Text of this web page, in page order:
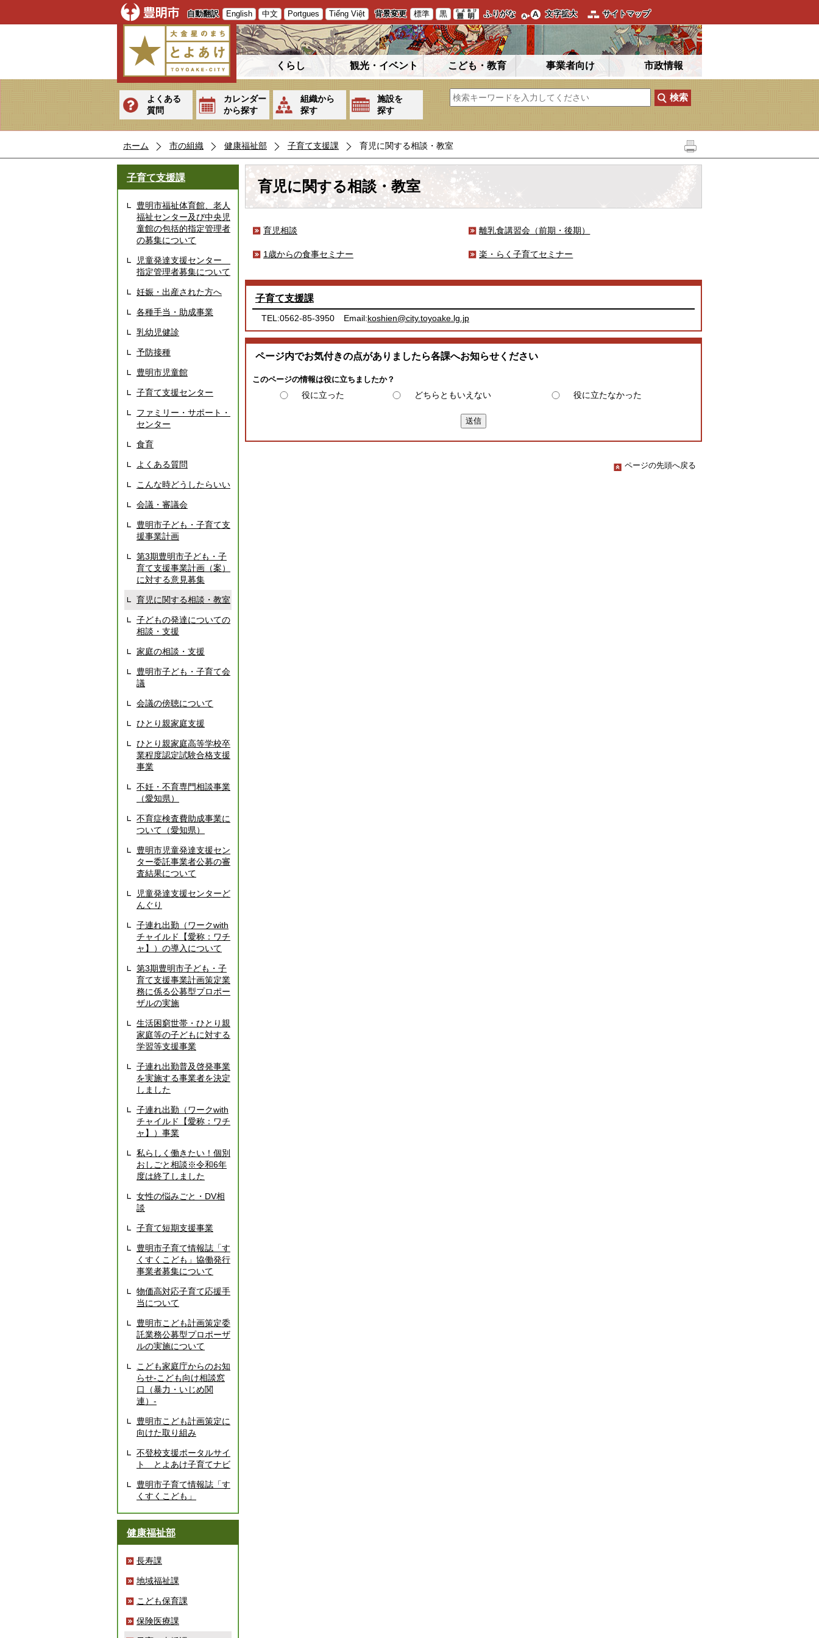
自動翻訳 English 中文 Portgues Tiếng Việt 背景変更 標準 黒 ふりがな 文字拡大 サイトマップ
くらし 観光・イベント こども・教育 事業者向け 市政情報
よくある
質問
カレンダー
から探す
組織から
探す
施設を
探す
ホーム 市の組織 健康福祉部 子育て支援課 育児に関する相談・教室
子育て支援課
豊明市福祉体育館、老人
福祉センター及び中央児
童館の包括的指定管理者
の募集について
児童発達支援センター
指定管理者募集について
妊娠・出産された方へ
各種手当・助成事業
乳幼児健診
予防接種
豊明市児童館
子育て支援センター
ファミリー・サポート・
センター
食育
よくある質問
こんな時どうしたらいい
会議・審議会
豊明市子ども・子育て支
援事業計画
第3期豊明市子ども・子
育て支援事業計画（案）
に対する意見募集
育児に関する相談・教室
子どもの発達についての
相談・支援
家庭の相談・支援
豊明市子ども・子育て会
議
会議の傍聴について
ひとり親家庭支援
ひとり親家庭高等学校卒
業程度認定試験合格支援
事業
不妊・不育専門相談事業
（愛知県）
不育症検査費助成事業に
ついて（愛知県）
豊明市児童発達支援セン
ター委託事業者公募の審
査結果について
児童発達支援センターど
んぐり
子連れ出勤（ワークwith
チャイルド【愛称：ワチ
ャ】）の導入について
第3期豊明市子ども・子
育て支援事業計画策定業
務に係る公募型プロポー
ザルの実施
生活困窮世帯・ひとり親
家庭等の子どもに対する
学習等支援事業
子連れ出勤普及啓発事業
を実施する事業者を決定
しました
子連れ出勤（ワークwith
チャイルド【愛称：ワチ
ャ】）事業
私らしく働きたい！個別
おしごと相談※令和6年
度は終了しました
女性の悩みごと・DV相
談
子育て短期支援事業
豊明市子育て情報誌「す
くすくこども」協働発行
事業者募集について
物価高対応子育て応援手
当について
豊明市こども計画策定委
託業務公募型プロポーザ
ルの実施について
こども家庭庁からのお知
らせ-こども向け相談窓
口（暴力・いじめ関
連）-
豊明市こども計画策定に
向けた取り組み
不登校支援ポータルサイ
ト とよあけ子育てナビ
豊明市子育て情報誌「す
くすくこども」
健康福祉部
長寿課
地域福祉課
こども保育課
保険医療課
育児に関する相談・教室
育児相談 離乳食講習会（前期・後期）
1歳からの食事セミナー 楽・らく子育てセミナー
子育て支援課
TEL:0562-85-3950 Email:koshien@city.toyoake.lg.jp
ページ内でお気付きの点がありましたら各課へお知らせください
このページの情報は役に立ちましたか？
役に立った どちらともいえない 役に立たなかった
ページの先頭へ戻る